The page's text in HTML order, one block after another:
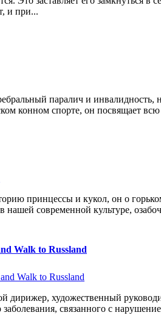
и при...
паралич и
конном спорте, он посвящает
принцессы и кукол, он о
нашей современной культуре,
Walk to Russland
дирижер, художественный
заболевания, связанного с